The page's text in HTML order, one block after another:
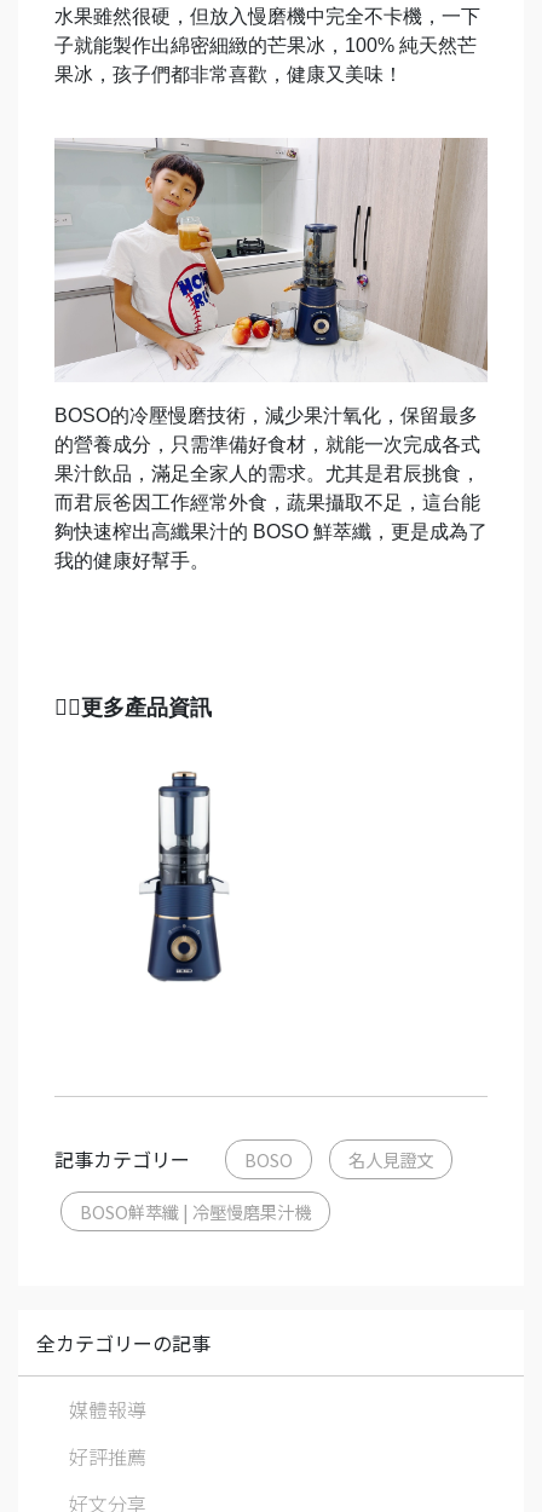
水果雖然很硬，但放入慢磨機中完全不卡機，一下
子就能製作出綿密細緻的芒果冰，100% 純天然芒
果冰，孩子們都非常喜歡，健康又美味！
BOSO的冷壓慢磨技術，減少果汁氧化，保留最多
的營養成分，只需準備好食材，就能一次完成各式
果汁飲品，滿足全家人的需求。尤其是君辰挑食，
而君辰爸因工作經常外食，蔬果攝取不足，這台能
夠快速榨出高纖果汁的 BOSO 鮮萃纖，更是成為了
我的健康好幫手。
👉🏻更多產品資訊
記事カテゴリー BOSO 名人見證文
BOSO鮮萃纖 | 冷壓慢磨果汁機
全カテゴリーの記事
媒體報導
好評推薦
好文分享